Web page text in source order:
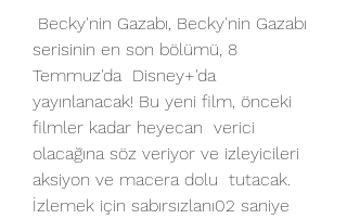
serisinin en son bölümü, 8
Temmuz'da  Disney+'da
yayınlanacak! Bu yeni film, önceki
filmler kadar heyecan  verici
olacağına söz veriyor ve izleyicileri
aksiyon ve macera dolu  tutacak.
İzlemek için sabırsızlanı02 saniye